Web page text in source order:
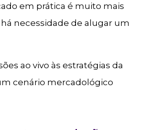
em prática é muito mais
necessidade de alugar um
ao vivo às estratégias da
cenário mercadológico